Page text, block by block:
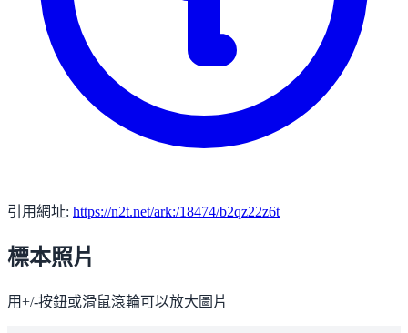
引用網址: https://n2t.net/ark:/18474/b2qz22z6t
標本照片
用+/-按鈕或滑鼠滾輪可以放大圖片